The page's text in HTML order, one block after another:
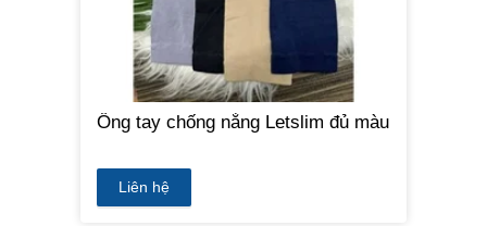
Ống tay chống nắng Letslim đủ màu
Liên hệ